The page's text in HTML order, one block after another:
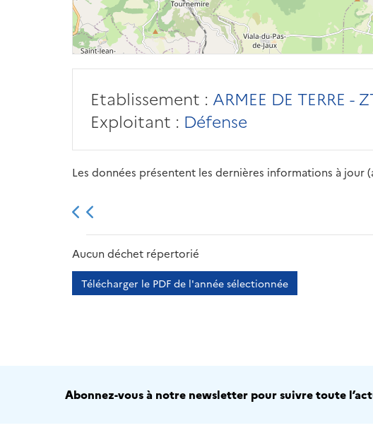
Etablissement : ARMEE DE TERRE -
Exploitant : Défense
Les données présentent les dernières informations à jour
2013 2014
Aucun déchet répertorié
Télécharger le PDF de l'année sélectionnée
Abonnez-vous à notre newsletter pour suivre toute